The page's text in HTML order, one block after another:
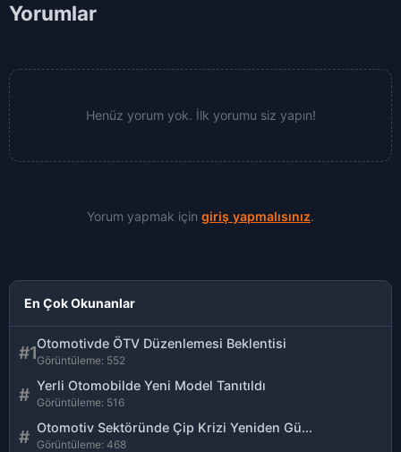
Yorumlar
Henüz yorum yok. İlk yorumu siz yapın!
Yorum yapmak için giriş yapmalısınız.
En Çok Okunanlar
#1Otomotivde ÖTV Düzenlemesi Beklentisi
Görüntüleme: 552
# Yerli Otomobilde Yeni Model Tanıtıldı
Görüntüleme: 516
# Otomotiv Sektöründe Çip Krizi Yeniden Gü...
Görüntüleme: 468